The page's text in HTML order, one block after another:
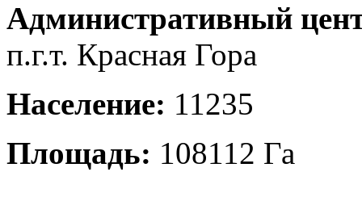
Административный
п.г.т. Красная Гора
Население: 11235
Площадь: 108112 Га